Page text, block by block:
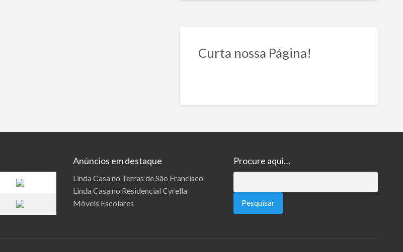
Curta nossa Página!
Anúncios em destaque
Linda Casa no Terras de São Francisco
Linda Casa no Residencial Cyrella
Móveis Escolares
Procure aqui…
por: